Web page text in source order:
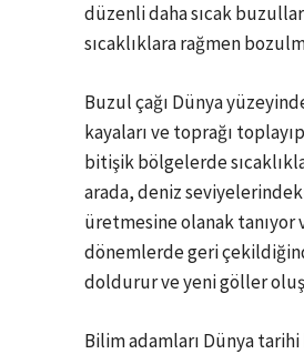
düzenli daha sıcak
sıcaklıklara rağmen
Buzul çağı Dünya
kayaları ve toprağı
bitişik bölgelerde
arada, deniz
üretmesine olanak tanıyor
dönemlerde geri
doldurur ve yeni göller
Bilim adamları Dünya